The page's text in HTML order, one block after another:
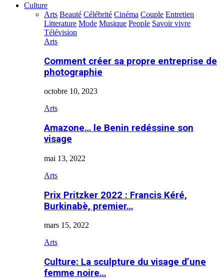
Culture
Arts Beauté Célébrité Cinéma Couple Entretien
Litterature Mode Musique People Savoir vivre
Télévision
Arts
Comment créer sa propre entreprise de
photographie
octobre 10, 2023
Arts
Amazone… le Benin redéssine son
visage
mai 13, 2022
Arts
Prix Pritzker 2022 : Francis Kéré,
Burkinabè, premier…
mars 15, 2022
Arts
Culture: La sculpture du visage d’une
femme noire…